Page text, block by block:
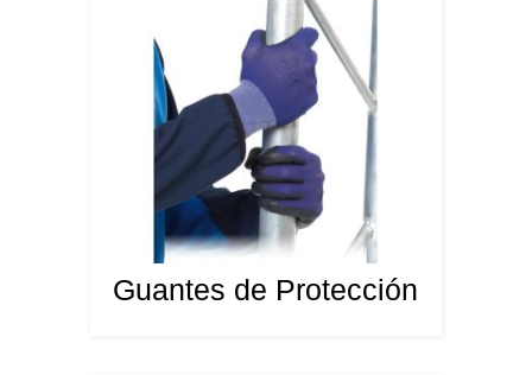
Guantes de Protección